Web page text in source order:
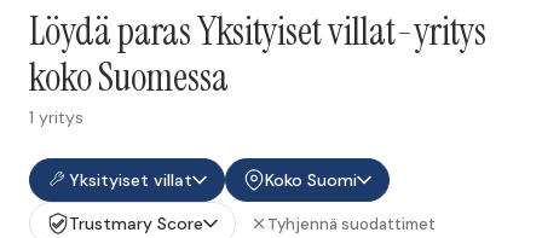
Löydä paras Yksityiset villat-yritys
koko Suomessa
1 yritys
Yksityiset villat
Koko Suomi
Trustmary Score
Tyhjennä suodattimet